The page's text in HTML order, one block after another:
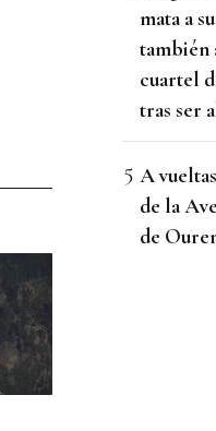
mata a
también
cuartel
tras ser
A
de la
de